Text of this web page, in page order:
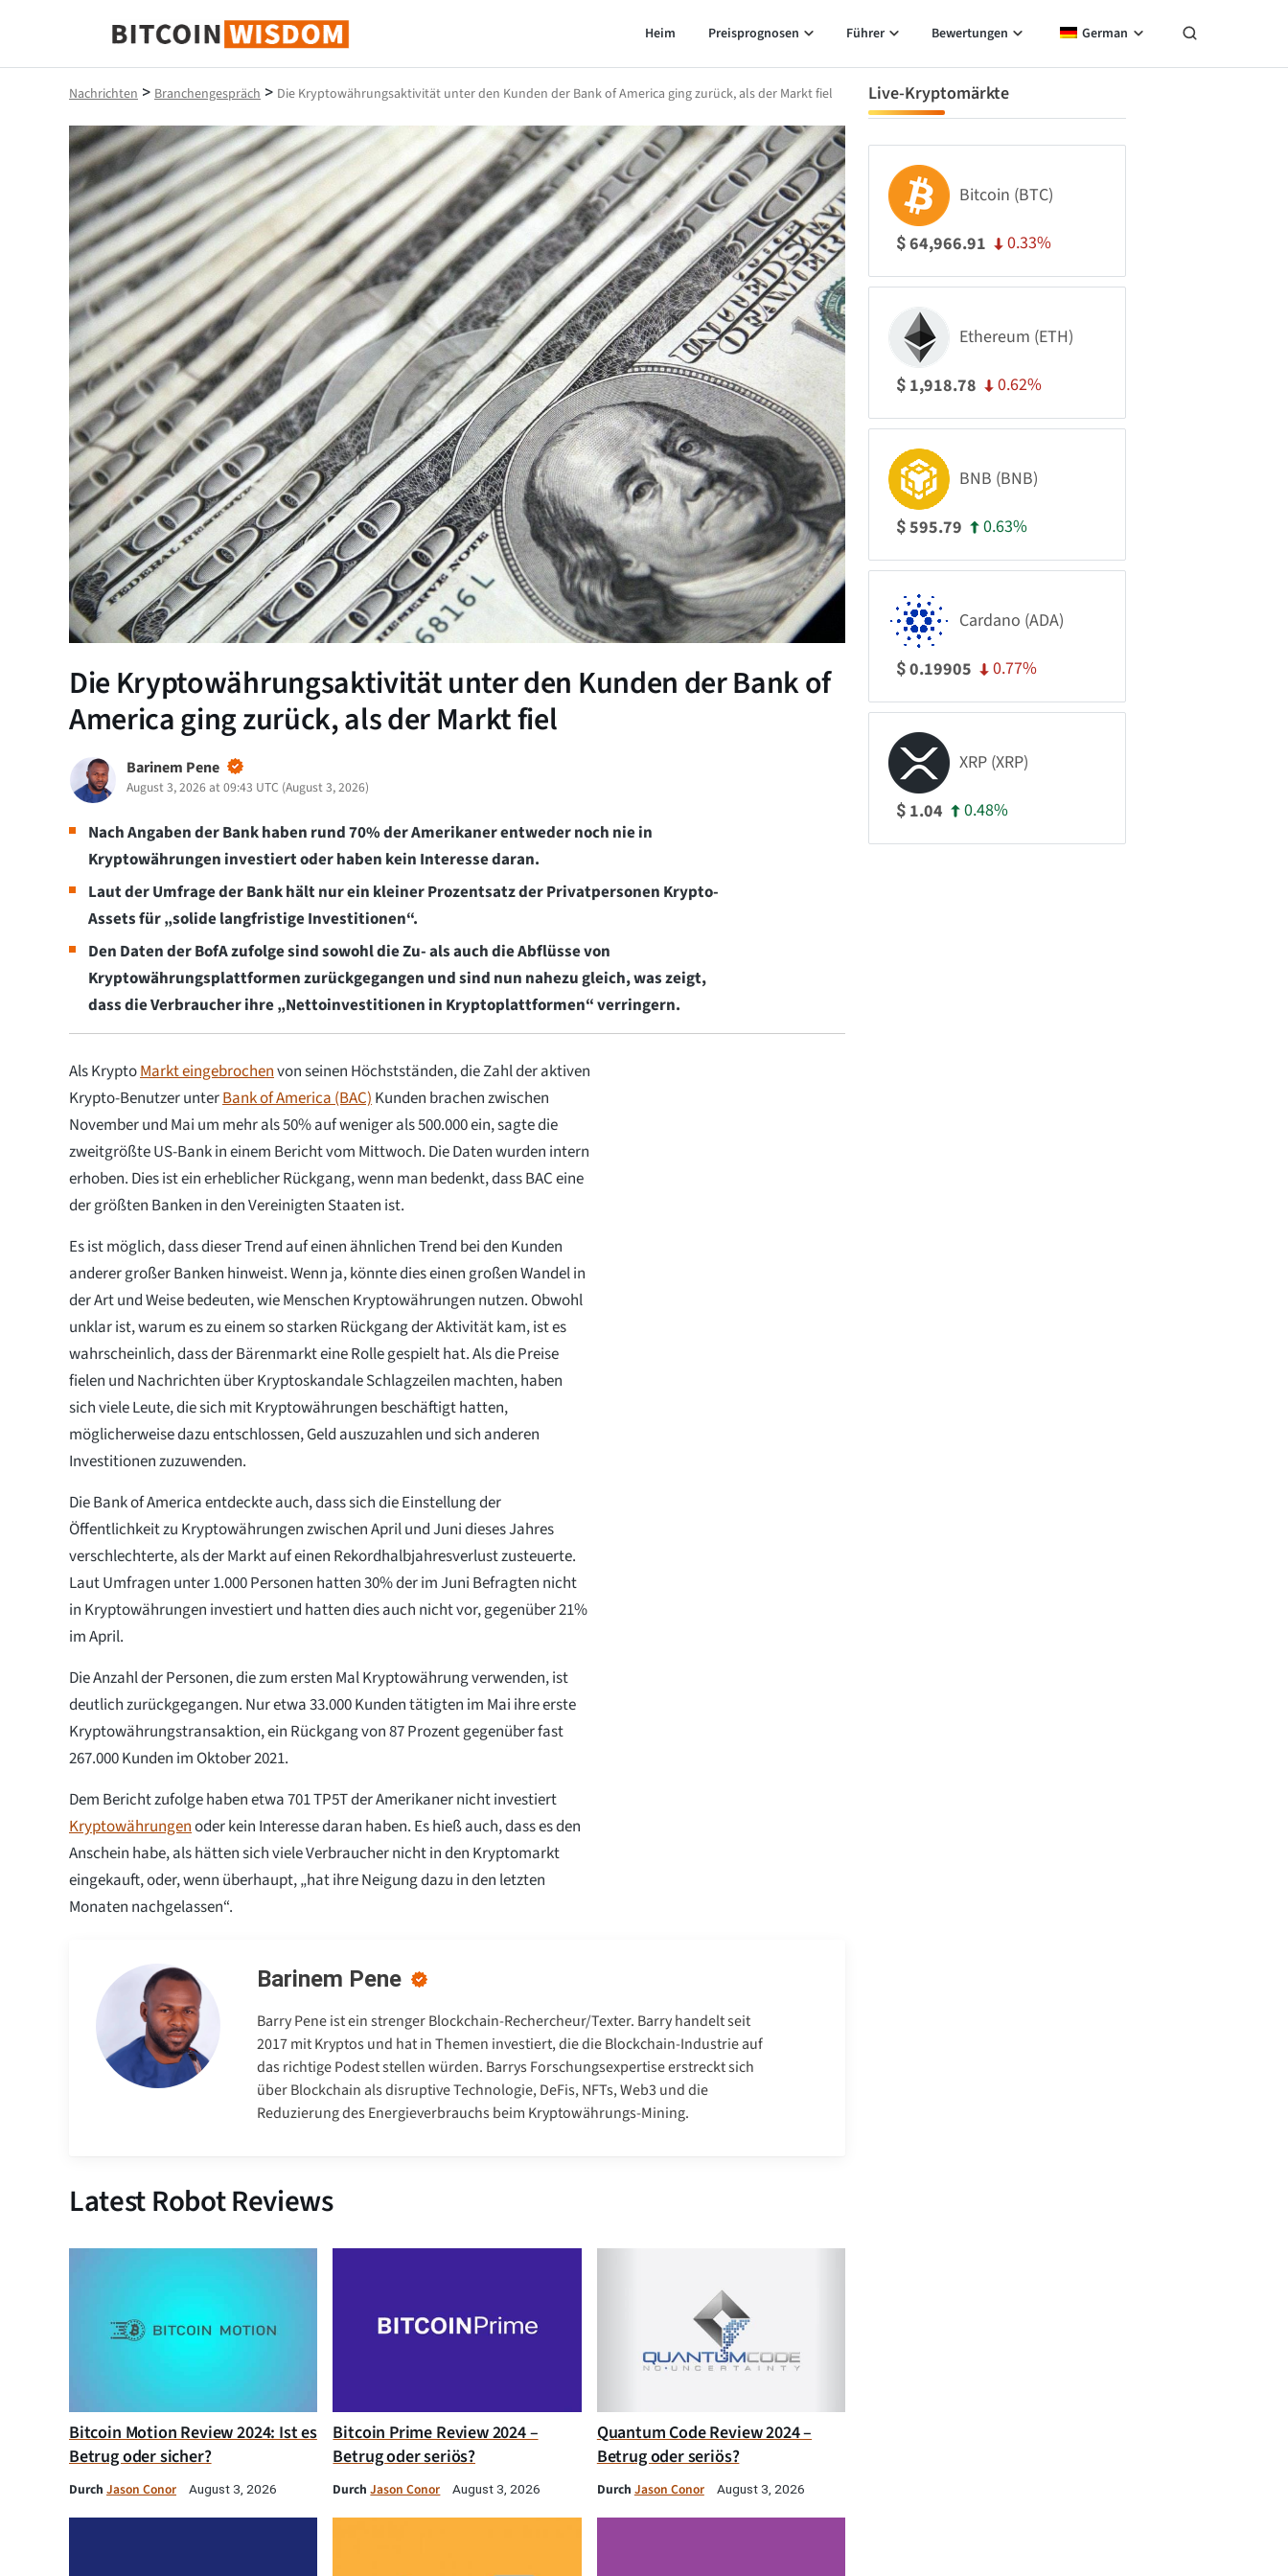
Bitcoin-Weisheit
Heim Preisprognosen Führer Bewertungen German
Nachrichten > Branchengespräch > Die Kryptowährungsaktivität unter den Kunden der Bank of America ging zurück, als der Markt fiel
Die Kryptowährungsaktivität unter den Kunden der Bank of
America ging zurück, als der Markt fiel
Barinem Pene
August 3, 2026 at 09:43 UTC (August 3, 2026)
Nach Angaben der Bank haben rund 70% der Amerikaner entweder noch nie in
Kryptowährungen investiert oder haben kein Interesse daran.
Laut der Umfrage der Bank hält nur ein kleiner Prozentsatz der Privatpersonen Krypto-
Assets für „solide langfristige Investitionen“.
Den Daten der BofA zufolge sind sowohl die Zu- als auch die Abflüsse von
Kryptowährungsplattformen zurückgegangen und sind nun nahezu gleich, was zeigt,
dass die Verbraucher ihre „Nettoinvestitionen in Kryptoplattformen“ verringern.
Als KryptoMarkt eingebrochenvon seinen Höchstständen, die Zahl der aktiven
Krypto-Benutzer unterBank of America (BAC)Kunden brachen zwischen
November und Mai um mehr als 50% auf weniger als 500.000 ein, sagte die
zweitgrößte US-Bank in einem Bericht vom Mittwoch. Die Daten wurden intern
erhoben. Dies ist ein erheblicher Rückgang, wenn man bedenkt, dass BAC eine
der größten Banken in den Vereinigten Staaten ist.
Es ist möglich, dass dieser Trend auf einen ähnlichen Trend bei den Kunden
anderer großer Banken hinweist. Wenn ja, könnte dies einen großen Wandel in
der Art und Weise bedeuten, wie Menschen Kryptowährungen nutzen. Obwohl
unklar ist, warum es zu einem so starken Rückgang der Aktivität kam, ist es
wahrscheinlich, dass der Bärenmarkt eine Rolle gespielt hat. Als die Preise
fielen und Nachrichten über Kryptoskandale Schlagzeilen machten, haben
sich viele Leute, die sich mit Kryptowährungen beschäftigt hatten,
möglicherweise dazu entschlossen, Geld auszuzahlen und sich anderen
Investitionen zuzuwenden.
Die Bank of America entdeckte auch, dass sich die Einstellung der
Öffentlichkeit zu Kryptowährungen zwischen April und Juni dieses Jahres
verschlechterte, als der Markt auf einen Rekordhalbjahresverlust zusteuerte.
Laut Umfragen unter 1.000 Personen hatten 30% der im Juni Befragten nicht
in Kryptowährungen investiert und hatten dies auch nicht vor, gegenüber 21%
im April.
Die Anzahl der Personen, die zum ersten Mal Kryptowährung verwenden, ist
deutlich zurückgegangen. Nur etwa 33.000 Kunden tätigten im Mai ihre erste
Kryptowährungstransaktion, ein Rückgang von 87 Prozent gegenüber fast
267.000 Kunden im Oktober 2021.
Dem Bericht zufolge haben etwa 701 TP5T der Amerikaner nicht investiert
Kryptowährungenoder kein Interesse daran haben. Es hieß auch, dass es den
Anschein habe, als hätten sich viele Verbraucher nicht in den Kryptomarkt
eingekauft, oder, wenn überhaupt, „hat ihre Neigung dazu in den letzten
Monaten nachgelassen“.
Barinem Pene
Barry Pene ist ein strenger Blockchain-Rechercheur/Texter. Barry handelt seit
2017 mit Kryptos und hat in Themen investiert, die die Blockchain-Industrie auf
das richtige Podest stellen würden. Barrys Forschungsexpertise erstreckt sich
über Blockchain als disruptive Technologie, DeFis, NFTs, Web3 und die
Reduzierung des Energieverbrauchs beim Kryptowährungs-Mining.
Latest Robot Reviews
Bitcoin Motion Review 2024: Ist es
Betrug oder sicher?
Durch Jason Conor August 3, 2026
Bitcoin Prime Review 2024 –
Betrug oder seriös?
DurchJason Conor August 3, 2026
Quantum Code Review 2024 –
Betrug oder seriös?
Durch Jason Conor August 3, 2026
Live-Kryptomärkte
Bitcoin (BTC)
$64,966.91 0.33%
Ethereum (ETH)
$ 1,918.78 0.62%
BNB (BNB)
$595.79 0.63%
Cardano (ADA)
$0.19905 0.77%
XRP (XRP)
$ 1.04 0.48%